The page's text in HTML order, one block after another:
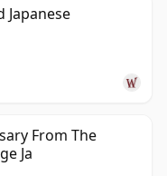
Japanese
From The
Ja